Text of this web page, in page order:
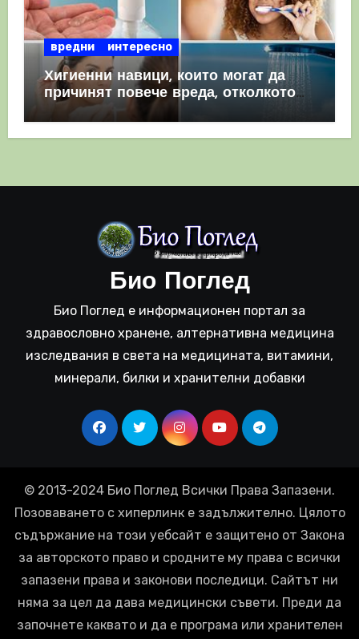
вредни интересно
Хигиенни навици, които могат да
причинят повече вреда, отколкото
полза
Био Поглед
Био Поглед е информационен портал за
здравословно хранене, алтернативна медицина
изследвания в света на медицината, витамини,
минерали, билки и хранителни добавки
© 2013-2024 Био Поглед Всички Права Запазени.
Позоваването с хиперлинк е задължително. Цялото
съдържание на този уебсайт е защитено от Закона
за авторското право и сродните му права с всички
запазени права и законови последици. Сайтът ни
няма за цел да дава медицински съвети. Преди да
започнете каквато и да е програма или хранителен